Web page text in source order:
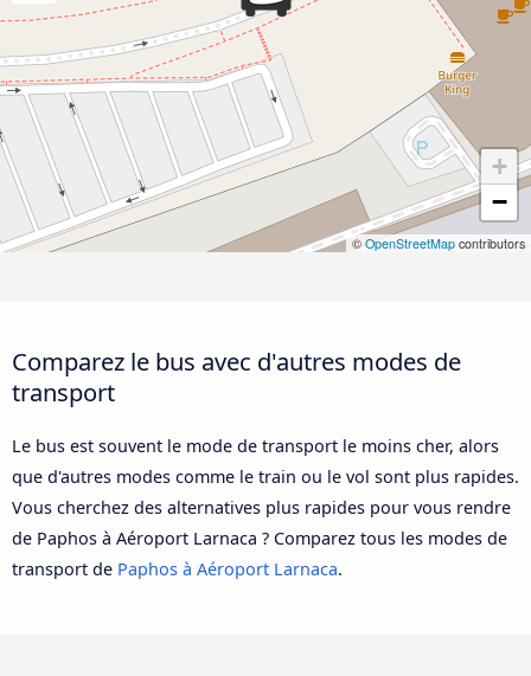
+
−
© OpenStreetMap contributors
Comparez le bus avec d'autres modes de
transport
Le bus est souvent le mode de transport le moins cher, alors
que d'autres modes comme le train ou le vol sont plus rapides.
Vous cherchez des alternatives plus rapides pour vous rendre
de Paphos à Aéroport Larnaca ? Comparez tous les modes de
transport de Paphos à Aéroport Larnaca.